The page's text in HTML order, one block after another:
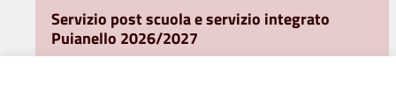
Servizio post scuola e servizio integrato
Puianello 2026/2027